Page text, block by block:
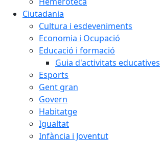
Ciutadania
Cultura i esdeveniments
Economia i Ocupació
Educació i formació
Guia d'activitats educatives
Esports
Gent gran
Govern
Habitatge
Igualtat
Infància i Joventut